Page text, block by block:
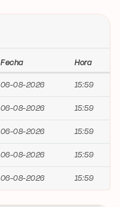
Fecha Hora
06-08-2026 15:59
06-08-2026 15:59
06-08-2026 15:59
06-08-2026 15:59
06-08-2026 15:59